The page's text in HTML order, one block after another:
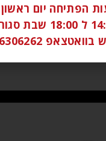
₪160.00
הוספה לסל
הפתיחה יום
משעה 14:00 ל
058-6306262